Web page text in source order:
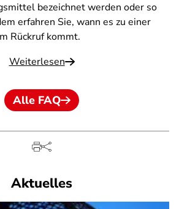
bezeichnet werden oder so
erfahren Sie, wann es zu einer
Rückruf kommt.
Weiterlesen
Alle FAQ
Aktuelles